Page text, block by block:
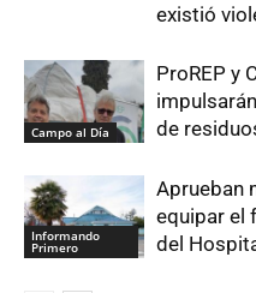
existió
Campo al Día
ProREP y
de
Informando
Primero
Aprueban
equipar el
del